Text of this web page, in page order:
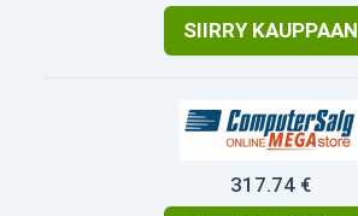
SIIRRY KAUPPAAN
317.74 €